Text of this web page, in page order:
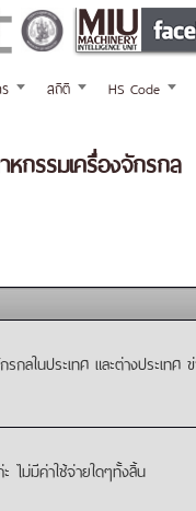
สถิติ HS Code
กรรมเครื่องจักรกล
กลในประเทศ และต่างประเท
ไม่มีค่าใช้จ่ายใดๆทั้งสิ้น